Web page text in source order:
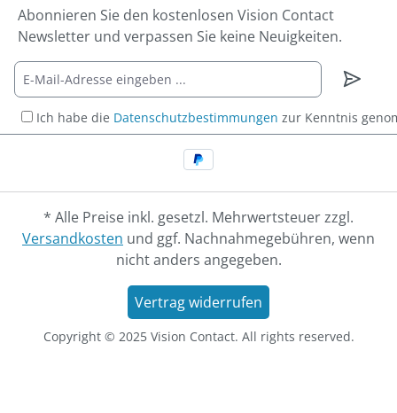
Abonnieren Sie den kostenlosen Vision Contact
Newsletter und verpassen Sie keine Neuigkeiten.
Ich habe die Datenschutzbestimmungen zur Kenntnis
* Alle Preise inkl. gesetzl. Mehrwertsteuer zzgl.
Versandkosten und ggf. Nachnahmegebühren, wenn
nicht anders angegeben.
Vertrag widerrufen
Copyright © 2025 Vision Contact. All rights reserved.